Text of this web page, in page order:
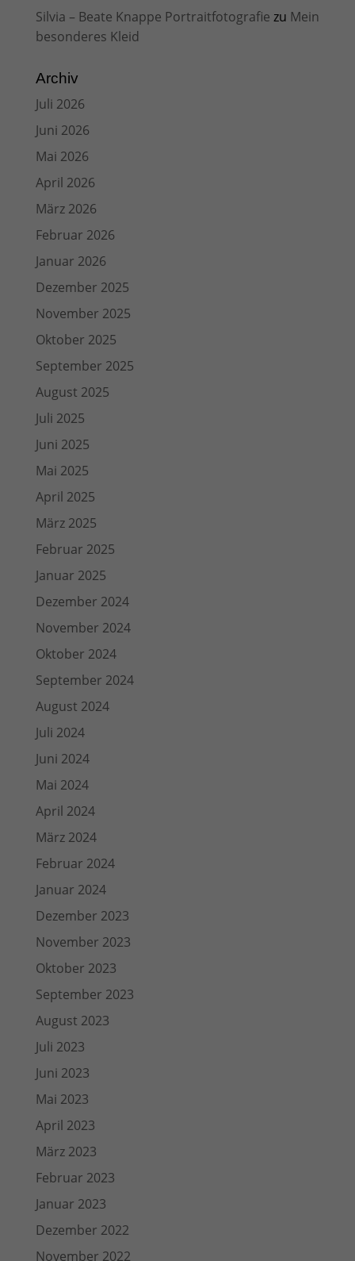
Silvia – Beate Knappe Portraitfotografie zu Mein
besonderes Kleid
Archiv
Juli 2026
Juni 2026
Mai 2026
April 2026
März 2026
Februar 2026
Januar 2026
Dezember 2025
November 2025
Oktober 2025
September 2025
August 2025
Juli 2025
Juni 2025
Mai 2025
April 2025
März 2025
Februar 2025
Januar 2025
Dezember 2024
November 2024
Oktober 2024
September 2024
August 2024
Juli 2024
Juni 2024
Mai 2024
April 2024
März 2024
Februar 2024
Januar 2024
Dezember 2023
November 2023
Oktober 2023
September 2023
August 2023
Juli 2023
Juni 2023
Mai 2023
April 2023
März 2023
Februar 2023
Januar 2023
Dezember 2022
November 2022